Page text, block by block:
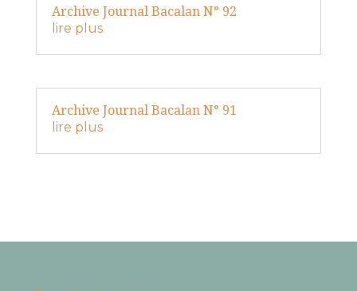
Archive Journal Bacalan N° 92
lire plus
Archive Journal Bacalan N° 91
lire plus